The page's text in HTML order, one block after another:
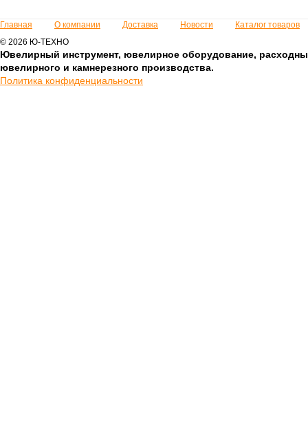
Главная О компании Доставка Новости
Каталог товаров
© 2026 Ю-ТЕХНО
Ювелирный инструмент, ювелирное оборудование,
ювелирного и камнерезного производства.
Политика конфиденциальности